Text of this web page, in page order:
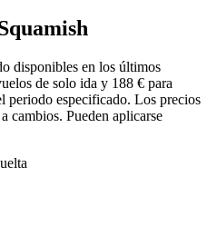
disponibles en los últimos
de solo ida y 188 € para
periodo especificado. Los precios
cambios. Pueden aplicarse